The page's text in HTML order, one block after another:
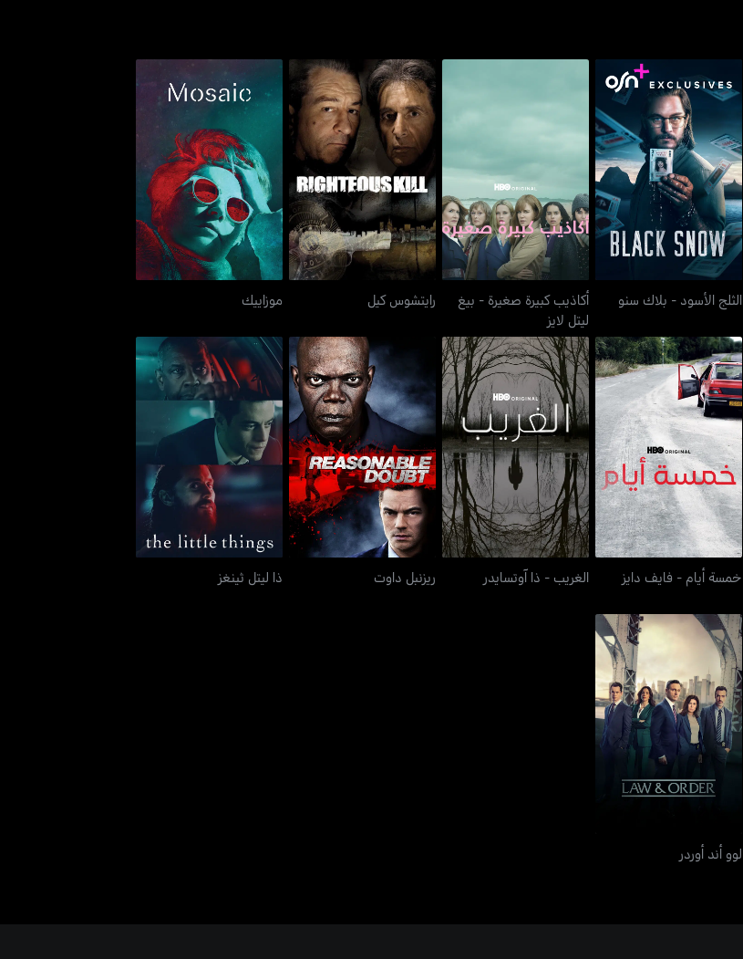
الثلج الأسود - بلاك سنو
الثلج الأسود - بلاك سنو
أكاذيب كبيرة صغيرة - بيغ
ليتل لايز
أكاذيب كبيرة صغيرة - بيغ
ليتل لايز
رايتشوس كيل
رايتشوس كيل
موزاييك
موزاييك
خمسة أيام - فايف دايز
خمسة أيام - فايف دايز
الغريب - ذا آوتسايدر
الغريب - ذا آوتسايدر
ريزنبل داوت
ريزنبل داوت
ذا ليتل ثينغز
ذا ليتل ثينغز
لوو أند أوردر
لوو أند أوردر